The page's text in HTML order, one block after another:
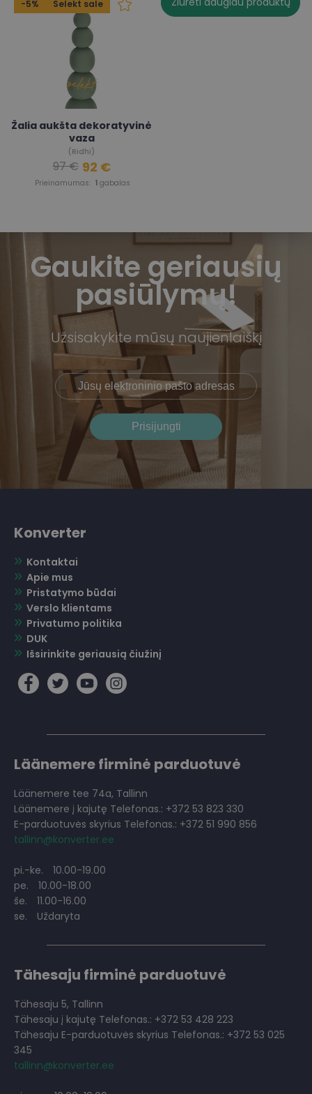
-5% Selekt sale
Žalia aukšta dekoratyvinė
vaza
(Ridhi)
Prieinamumas: 1 gabalas
97 € 92 €
Gaukite geriausių
pasiūlymų!
Užsisakykite mūsų naujienlaiškį
Konverter
Kontaktai
Apie mus
Pristatymo būdai
Verslo klientams
Privatumo politika
DUK
Išsirinkite geriausią čiužinį
Läänemere firminė parduotuvė
Läänemere tee 74a, Tallinn
Läänemere į kajutę Telefonas.: +372 53 823 330
E-parduotuvės skyrius Telefonas.: +372 51 990 856
tallinn@konverter.ee
pi.-ke.
10.00-19.00
pe.
10.00-18.00
še.
11.00-16.00
se.
Uždaryta
Tähesaju firminė parduotuvė
Tähesaju 5, Tallinn
Tähesaju į kajutę Telefonas.: +372 53 428 223
Tähesaju E-parduotuvės skyrius Telefonas.: +372 53 025
345
tallinn@konverter.ee